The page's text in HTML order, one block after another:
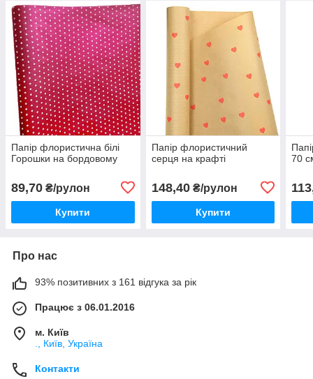
Папір флористична білі
Горошки на бордовому
89,70 ₴/рулон
Купити
Папір флористичний
серця на крафті
148,40₴/рулон
Купити
70
Про нас
93% позитивних з 161 відгука за рік
Працює з 06.01.2016
м. Київ
., Київ, Україна
Контакти